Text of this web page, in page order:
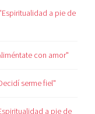
a pie de
con amor"
serme fiel"
a pie de